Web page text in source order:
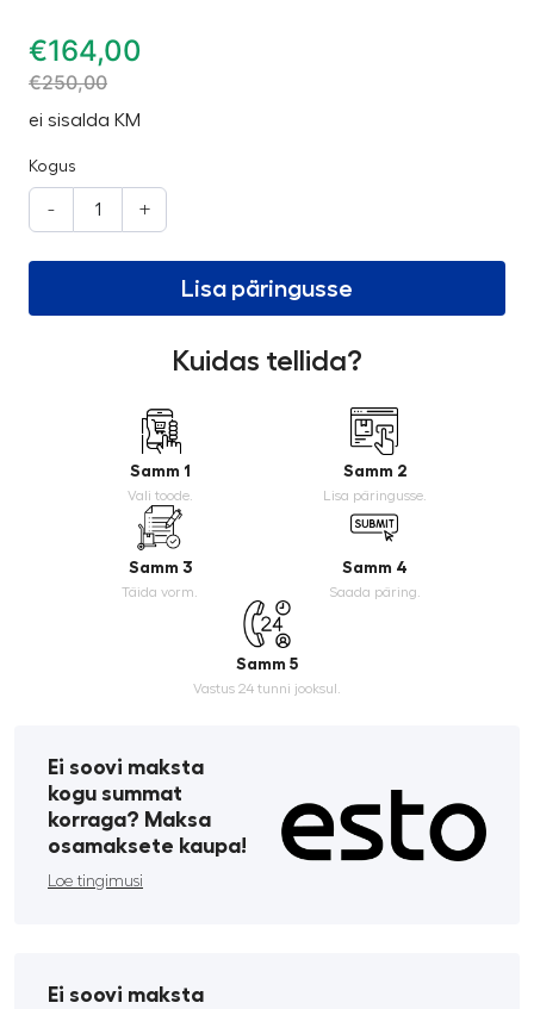
€164,00
€250,00
ei sisalda KM
Kogus
- +
Lisa päringusse
Kuidas tellida?
Samm 1
Vali toode.
Samm 2
Lisa päringusse.
Samm 3
Täida vorm.
Samm 4
Saada päring.
Samm 5
Vastus 24 tunni jooksul.
Ei soovi maksta
kogu summat
korraga? Maksa
osamaksete kaupa!
Loe tingimusi
Ei soovi maksta